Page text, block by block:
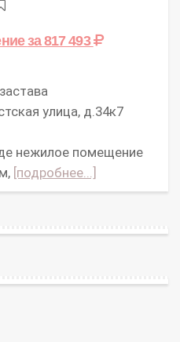
за 817 493
улица, д.34к7
нежилое помещение
[подробнее...]